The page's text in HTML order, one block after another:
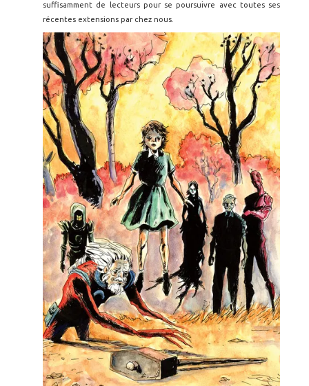
suffisamment de lecteurs pour se poursuivre avec toutes ses
récentes extensions par chez nous.